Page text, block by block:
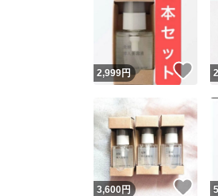
2,999円 い
3,600円 い